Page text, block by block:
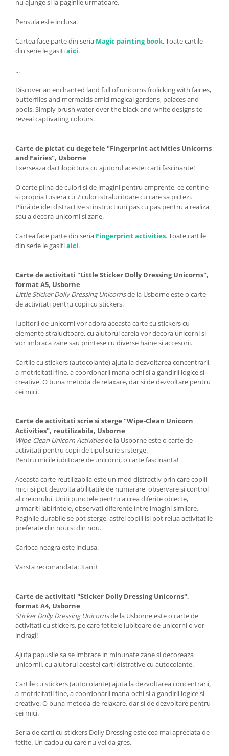
nu ajunge si la paginile urmatoare.
Pensula este inclusa.
Cartea face parte din seria Magic painting book. Toate cartile
din serie le gasitiaici.
...
Discover an enchanted land full of unicorns frolicking with fairies,
butterflies and mermaids amid magical gardens, palaces and
pools. Simply brush water over the black and white designs to
reveal captivating colours.
Carte de pictat cu degetele "Fingerprint activities Unicorns
and Fairies", Usborne
Exerseaza dactilopictura cu ajutorul acestei carti fascinante!
O carte plina de culori si de imagini pentru amprente, ce contine
si propria tusiera cu 7 culori stralucitoare cu care sa pictezi.
Plină de idei distractive si instructiuni pas cu pas pentru a realiza
sau a decora unicorni si zane.
Cartea face parte din seria Fingerprint activities. Toate cartile
din serie le gasitiaici.
Carte de activitati "Little Sticker Dolly Dressing Unicorns",
format A5, Usborne
Little Sticker Dolly Dressing Unicornsde la Usborne este o carte
de activitati pentru copii cu stickers.
Iubitorii de unicorni vor adora aceasta carte cu stickers cu
elemente stralucitoare, cu ajutorul careia vor decora unicorni si
vor imbraca zane sau printese cu diverse haine si accesorii.
Cartile cu stickers (autocolante) ajuta la dezvoltarea concentrarii,
a motricitatii fine, a coordonarii mana-ochi si a gandirii logice si
creative. O buna metoda de relaxare, dar si de dezvoltare pentru
cei mici.
Carte de activitati scrie si sterge "Wipe-Clean Unicorn
Activities", reutilizabila, Usborne
Wipe-Clean Unicorn Activitiesde la Usborne este o carte de
activitati pentru copii de tipul scrie si sterge.
Pentru micile iubitoare de unicorni, o carte fascinanta!
Aceasta carte reutilizabila este un mod distractiv prin care copiii
mici isi pot dezvolta abilitatile de numarare, observare si control
al creionului. Uniti punctele pentru a crea diferite obiecte,
urmariti labirintele, observati diferente intre imagini similare.
Paginile durabile se pot sterge, astfel copiii isi pot relua activitatile
preferate din nou si din nou.
Carioca neagra este inclusa.
Varsta recomandata: 3 ani+
Carte de activitati "Sticker Dolly Dressing Unicorns",
format A4, Usborne
Sticker Dolly Dressing Unicornsde la Usborne este o carte de
activitati cu stickers, pe care fetitele iubitoare de unicorni o vor
indragi!
Ajuta papusile sa se imbrace in minunate zane si decoreaza
unicornii, cu ajutorul acestei carti distrative cu autocolante.
Cartile cu stickers (autocolante) ajuta la dezvoltarea concentrarii,
a motricitatii fine, a coordonarii mana-ochi si a gandirii logice si
creative. O buna metoda de relaxare, dar si de dezvoltare pentru
cei mici.
Seria de carti cu stickers Dolly Dressing este cea mai apreciata de
fetite. Un cadou cu care nu vei da gres.